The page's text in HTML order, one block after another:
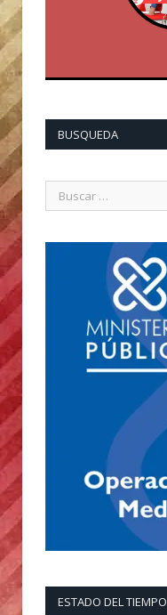
BUSQUEDA
ESTADO DEL TIEMPO